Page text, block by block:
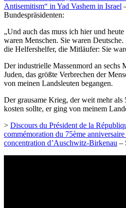
Antisemitism“ in Yad Vashem in Israel
Bundespräsidenten:
„Und auch das muss ich hier und
waren Menschen. Sie waren
die Helfershelfer, die Mitläufer: Sie
Der industrielle Massenmord an sechs
Juden, das größte Verbrechen der
von meinen Landsleuten begangen.
Der grausame Krieg, der weit mehr
kosten sollte, er ging von meinem
> Discours du Président de la
commémoration du 75ème
concentration d’Auschwitz-Birkenau –